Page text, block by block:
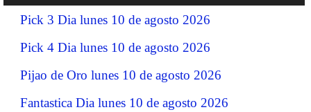
Pick 3 Dia lunes 10 de agosto 2026
Pick 4 Dia lunes 10 de agosto 2026
Pijao de Oro lunes 10 de agosto 2026
Fantastica Dia lunes 10 de agosto 2026